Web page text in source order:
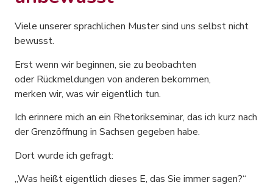
Viele unserer sprachlichen Muster sind uns selbst nicht
bewusst.
Erst wenn wir beginnen, sie zu beobachten
oder Rückmeldungen von anderen bekommen,
merken wir, was wir eigentlich tun.
Ich erinnere mich an ein Rhetorikseminar, das ich kurz nach
der Grenzöffnung in Sachsen gegeben habe.
Dort wurde ich gefragt:
„Was heißt eigentlich dieses E, das Sie immer sagen?“